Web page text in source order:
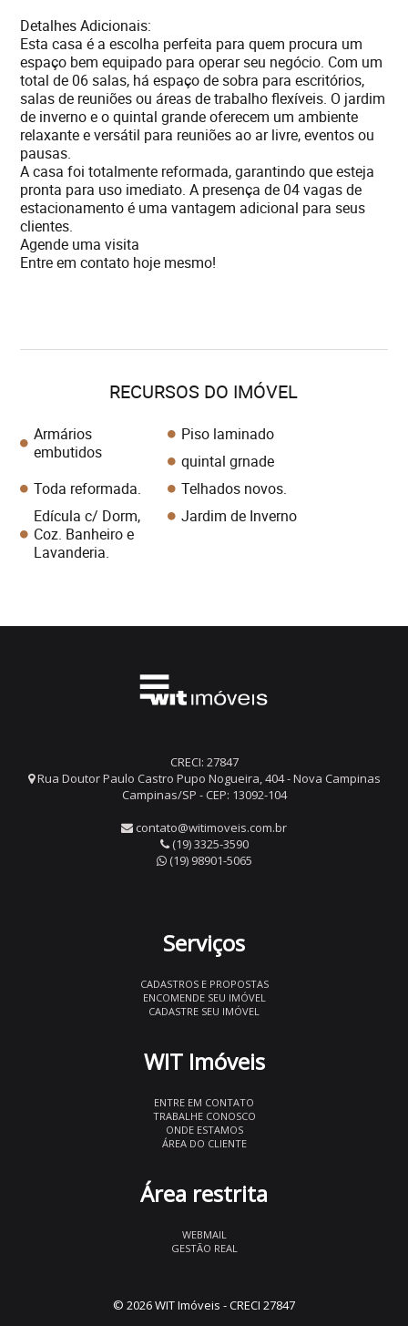
Detalhes Adicionais:
Esta casa é a escolha perfeita para quem procura um
espaço bem equipado para operar seu negócio. Com um
total de 06 salas, há espaço de sobra para escritórios,
salas de reuniões ou áreas de trabalho flexíveis. O jardim
de inverno e o quintal grande oferecem um ambiente
relaxante e versátil para reuniões ao ar livre, eventos ou
pausas.
A casa foi totalmente reformada, garantindo que esteja
pronta para uso imediato. A presença de 04 vagas de
estacionamento é uma vantagem adicional para seus
clientes.
Agende uma visita
Entre em contato hoje mesmo!
RECURSOS DO IMÓVEL
Armários
embutidos
Piso laminado
quintal grnade
Toda reformada.
Telhados novos.
Edícula c/ Dorm,
Coz. Banheiro e
Lavanderia.
Jardim de Inverno
CRECI: 27847
Rua Doutor Paulo Castro Pupo Nogueira, 404 - Nova Campinas
Campinas/SP - CEP: 13092-104
contato@witimoveis.com.br
(19) 3325-3590
(19) 98901-5065
Serviços
CADASTROS E PROPOSTAS
ENCOMENDE SEU IMÓVEL
CADASTRE SEU IMÓVEL
WIT Imóveis
ENTRE EM CONTATO
TRABALHE CONOSCO
ONDE ESTAMOS
ÁREA DO CLIENTE
Área restrita
WEBMAIL
GESTÃO REAL
© 2026 WIT Imóveis - CRECI 27847